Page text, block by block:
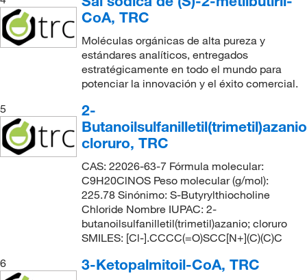
CoA, TRC
Moléculas orgánicas de alta pureza y
estándares analíticos, entregados
estratégicamente en todo el mundo para
potenciar la innovación y el éxito comercial.
5
2-
Butanoilsulfanilletil(trimetil)azanio
cloruro, TRC
CAS: 22026-63-7 Fórmula molecular:
C9H20ClNOS Peso molecular (g/mol):
225.78 Sinónimo: S-Butyrylthiocholine
Chloride Nombre IUPAC: 2-
butanoilsulfanilletil(trimetil)azanio; cloruro
SMILES: [Cl-].CCCC(=O)SCC[N+](C)(C)C
6
3-Ketopalmitoil-CoA, TRC